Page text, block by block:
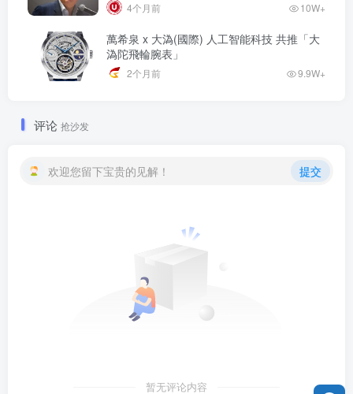
4个月前 10W+
萬希泉 x 大溈(國際) 人工智能科技 共推「大
溈陀飛輪腕表」
2个月前 9.9W+
评论 抢沙发
欢迎您留下宝贵的见解！ 提交
暂无评论内容